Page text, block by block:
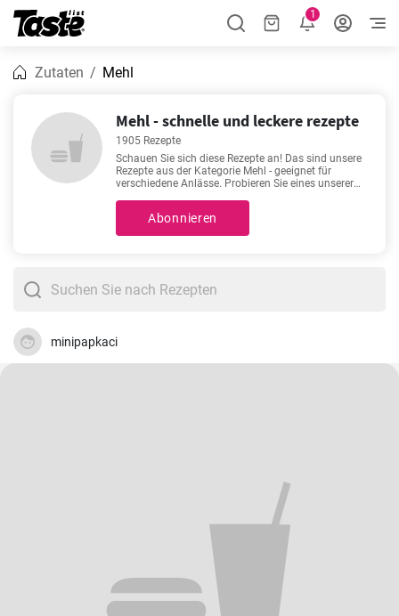
1
Zutaten Mehl
Mehl - schnelle und leckere rezepte
1905 Rezepte
Schauen Sie sich diese Rezepte an! Das sind unsere
Rezepte aus der Kategorie Mehl - geeignet für
verschiedene Anlässe. Probieren Sie eines unserer
Rezept klicken, sehen Sie weitere Details wie die
Zubereitungszeit und die Anzahl der Portionen. Sie
überbacken
. Diese Rezepte zählen zu den
beliebtesten. Wir sind sicher, Sie werden sie lieben!
Abonnieren
minipapkaci